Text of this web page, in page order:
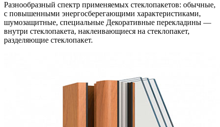
Разнообразный спектр применяемых стеклопакетов: обычные,
с повышенными энергосберегающими характеристиками,
шумозащитные, специальные Декоративные перекладины —
внутри стеклопакета, наклеивающиеся на стеклопакет,
разделяющие стеклопакет.